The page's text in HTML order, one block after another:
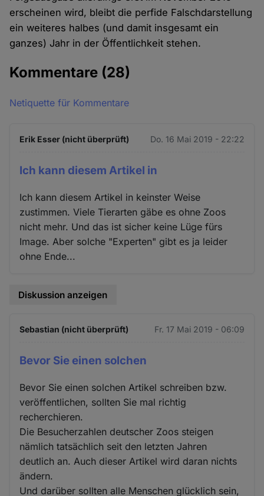
erscheinen wird, bleibt die perfide Falschdarstellung
ein weiteres halbes (und damit insgesamt ein
ganzes) Jahr in der Öffentlichkeit stehen.
Kommentare (28)
Netiquette für Kommentare
Erik Esser (nicht überprüft) Do. 16 Mai 2019 - 22:22
Ich kann diesem Artikel in
Ich kann diesem Artikel in keinster Weise
zustimmen. Viele Tierarten gäbe es ohne Zoos
nicht mehr. Und das ist sicher keine Lüge fürs
Image. Aber solche "Experten" gibt es ja leider
ohne Ende...
Diskussion anzeigen
Sebastian (nicht überprüft) Fr. 17 Mai 2019 - 06:09
Bevor Sie einen solchen
Bevor Sie einen solchen Artikel schreiben bzw.
veröffentlichen, sollten Sie mal richtig
recherchieren.
Die Besucherzahlen deutscher Zoos steigen
nämlich tatsächlich seit den letzten Jahren
deutlich an. Auch dieser Artikel wird daran nichts
ändern.
Und darüber sollten alle Menschen glücklich sein,